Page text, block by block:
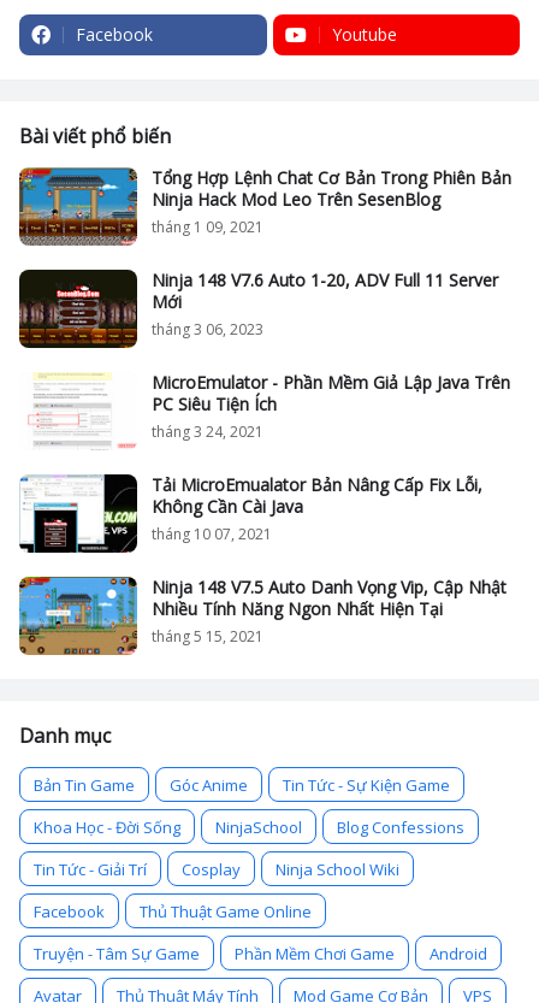
Facebook Youtube
Bài viết phổ biến
Tổng Hợp Lệnh Chat Cơ Bản Trong Phiên Bản
Ninja Hack Mod Leo Trên SesenBlog
tháng 1 09, 2021
Ninja 148 V7.6 Auto 1-20, ADV Full 11 Server
Mới
tháng 3 06, 2023
MicroEmulator - Phần Mềm Giả Lập Java Trên
PC Siêu Tiện Ích
tháng 3 24, 2021
Tải MicroEmualator Bản Nâng Cấp Fix Lỗi,
Không Cần Cài Java
tháng 10 07, 2021
Ninja 148 V7.5 Auto Danh Vọng Vip, Cập Nhật
Nhiều Tính Năng Ngon Nhất Hiện Tại
tháng 5 15, 2021
Danh mục
Bản Tin Game Góc Anime
Tin Tức - Sự Kiện Game
Khoa Học - Đời Sống
NinjaSchool
Blog Confessions
Tin Tức - Giải Trí
Cosplay
Ninja School Wiki
Facebook
Thủ Thuật Game Online
Truyện - Tâm Sự Game
Phần Mềm Chơi Game
Android
Avatar
Thủ Thuật Máy Tính Mod Game Cơ Bản VPS